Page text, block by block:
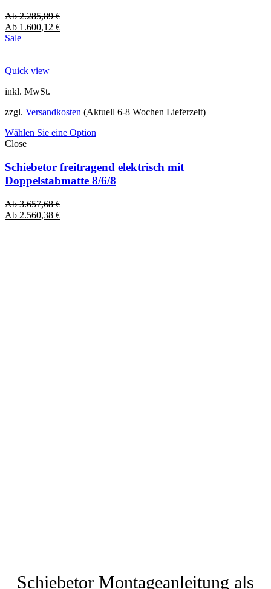
Ab2.285,89€
Ab 1.600,12 €
Sale
Quick view
inkl. MwSt.
zzgl. Versandkosten (Aktuell 6-8 Wochen Lieferzeit)
Wählen Sie eine Option
Close
Schiebetor freitragend elektrisch mit
Doppelstabmatte 8/6/8
Ab3.657,68€
Ab 2.560,38 €
Schiebetor Montageanleitung als